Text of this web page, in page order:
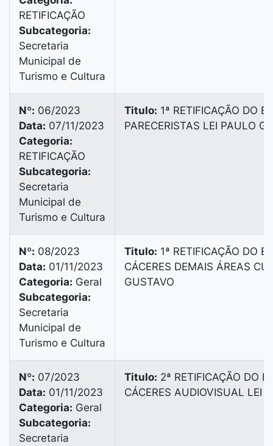
RETIFICAÇÃO
Subcategoria:
Secretaria
Municipal de
Turismo e Cultura
Nº: 06/2023
Data: 07/11/2023
Categoria:
RETIFICAÇÃO
Subcategoria:
Secretaria
Municipal de
Turismo e Cultura
Titulo: 1ª RETIFICAÇÃO DO
PARECERISTAS LEI PAULO
Nº: 08/2023
Data: 01/11/2023
Categoria: Geral
Subcategoria:
Secretaria
Municipal de
Turismo e Cultura
Titulo: 1ª RETIFICAÇÃO DO
CÁCERES DEMAIS ÁREAS
GUSTAVO
Nº: 07/2023
Data: 01/11/2023
Categoria: Geral
Subcategoria:
Secretaria
Titulo: 2ª RETIFICAÇÃO DO
CÁCERES AUDIOVISUAL LEI